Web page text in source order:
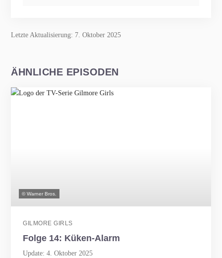
Letzte Aktualisierung: 7. Oktober 2025
ÄHNLICHE EPISODEN
© Warner Bros.
GILMORE GIRLS
Folge 14: Küken-Alarm
Update: 4. Oktober 2025